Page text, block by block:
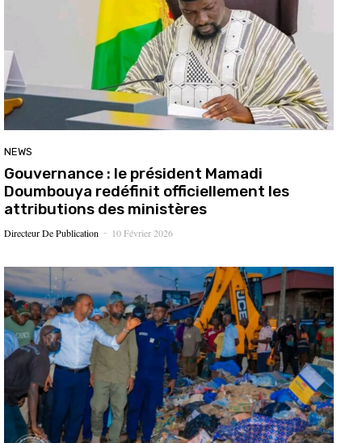
NEWS
Gouvernance : le président Mamadi
Doumbouya redéfinit officiellement les
attributions des ministères
Directeur De Publication - 10 Février 2026